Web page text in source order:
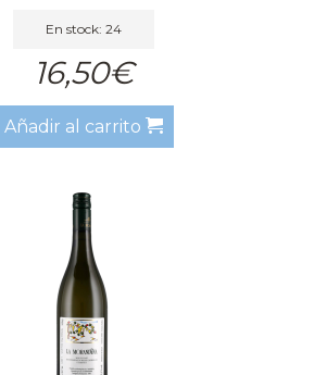
En stock: 24
16,50€
Añadir al carrito